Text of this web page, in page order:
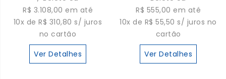
R$ 3.108,00 em até
10x de R$ 310,80 s/ juros
no cartão
Ver Detalhes
R$ 555,00 em até
10x de R$ 55,50 s/ juros no
cartão
Ver Detalhes